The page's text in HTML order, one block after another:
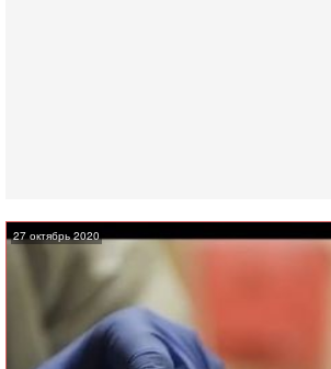
27 октябрь 2020